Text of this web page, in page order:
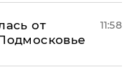
от
11:58